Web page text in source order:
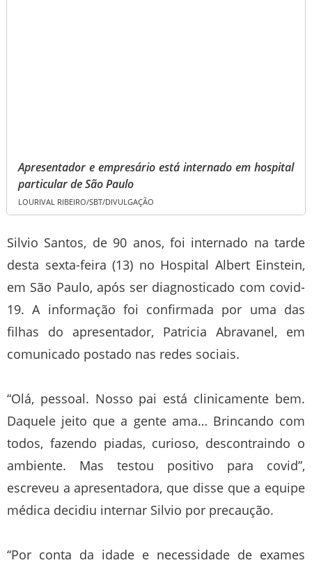
Apresentador e empresário está internado em hospital
particular de São Paulo
LOURIVAL RIBEIRO/SBT/DIVULGAÇÃO
Silvio Santos, de 90 anos, foi internado na tarde
desta sexta-feira (13) no Hospital Albert Einstein,
em São Paulo, após ser diagnosticado com covid-
19. A informação foi confirmada por uma das
filhas do apresentador, Patricia Abravanel, em
comunicado postado nas redes sociais.
“Olá, pessoal. Nosso pai está clinicamente bem.
Daquele jeito que a gente ama… Brincando com
todos, fazendo piadas, curioso, descontraindo o
ambiente. Mas testou positivo para covid”,
escreveu a apresentadora, que disse que a equipe
médica decidiu internar Silvio por precaução.
“Por conta da idade e necessidade de exames